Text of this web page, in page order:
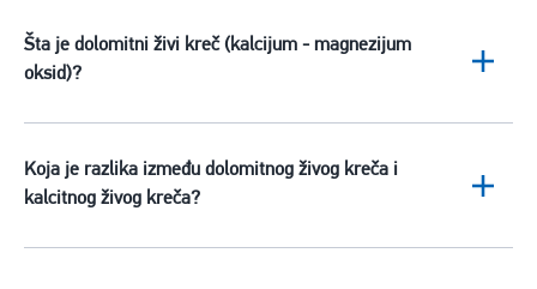
Šta je dolomitni živi kreč (kalcijum - magnezijum
oksid)?
Koja je razlika između dolomitnog živog kreča i
kalcitnog živog kreča?